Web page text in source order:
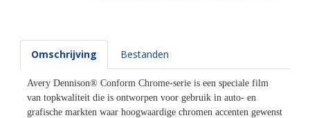
Omschrijving Bestanden
Avery Dennison® Conform Chrome-serie is een speciale film
van topkwaliteit die is ontworpen voor gebruik in auto- en
grafische markten waar hoogwaardige chromen accenten gewenst